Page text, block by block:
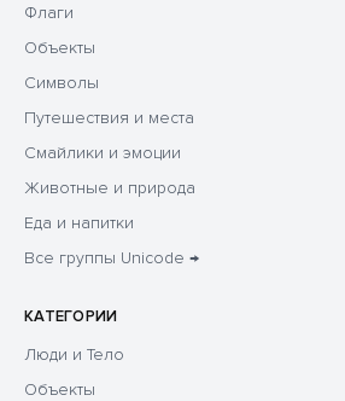
Флаги
Объекты
Символы
Путешествия и места
Смайлики и эмоции
Животные и природа
Еда и напитки
Все группы Unicode →
КАТЕГОРИИ
Люди и Тело
Объекты